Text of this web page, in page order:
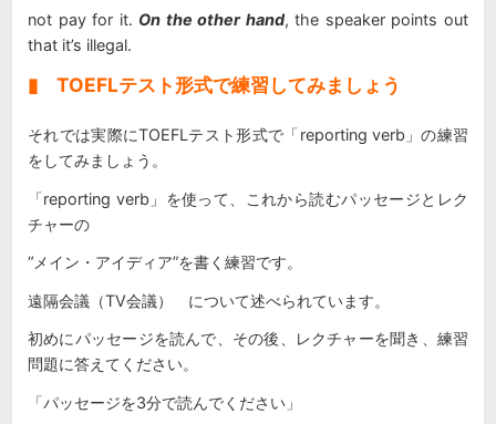
not pay for it. On the other hand, the speaker points out
that it’s illegal.
▮ TOEFLテスト形式で練習してみましょう
それでは実際にTOEFLテスト形式で「reporting verb」の練習
をしてみましょう。
「reporting verb」を使って、これから読むパッセージとレク
チャーの
“メイン・アイディア”を書く練習です。
遠隔会議（TV会議） について述べられています。
初めにパッセージを読んで、その後、レクチャーを聞き、練習
問題に答えてください。
「パッセージを3分で読んでください」